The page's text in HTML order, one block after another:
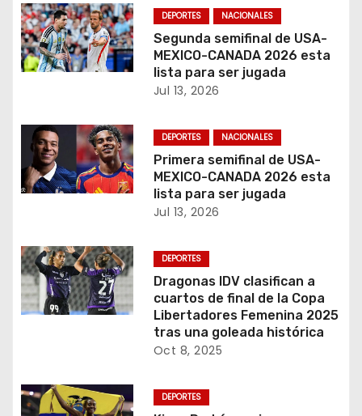
a
s
DEPORTES NACIONALES
Segunda semifinal de USA-
MEXICO-CANADA 2026 esta
lista para ser jugada
Jul 13, 2026
DEPORTES NACIONALES
Primera semifinal de USA-
MEXICO-CANADA 2026 esta
lista para ser jugada
Jul 13, 2026
DEPORTES
Dragonas IDV clasifican a
cuartos de final de la Copa
Libertadores Femenina 2025
tras una goleada histórica
Oct 8, 2025
DEPORTES